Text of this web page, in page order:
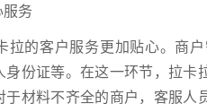
务
拉的客户服务更加贴心。商
身份证等。在这一环节，拉
于材料不齐全的商户，客服